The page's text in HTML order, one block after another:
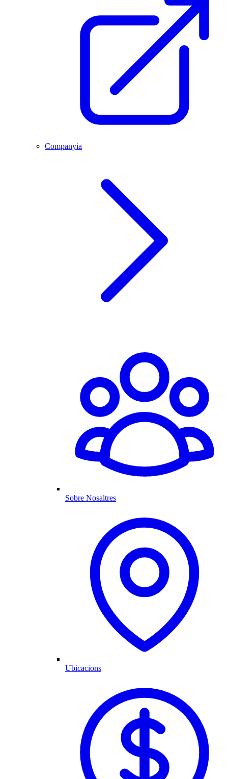
Companyia
Sobre Nosaltres
Ubicacions